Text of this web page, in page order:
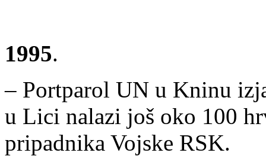
1995.
– Portparol UN u Kninu
u Lici nalazi još oko 100
pripadnika Vojske RSK.